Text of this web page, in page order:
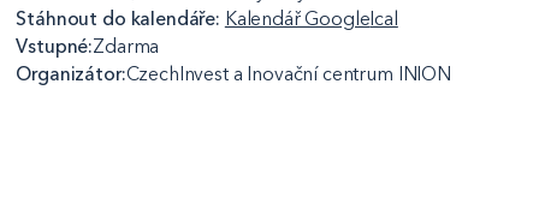
Stáhnout do kalendáře: Kalendář GoogleIcal
Vstupné:Zdarma
Organizátor:CzechInvest a Inovační centrum INION